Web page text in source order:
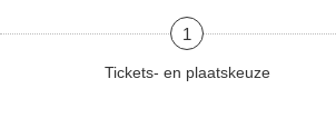
1
Tickets- en plaatskeuze